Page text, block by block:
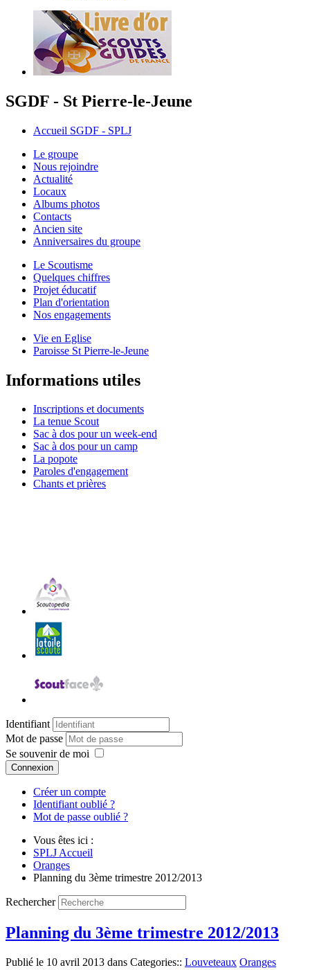
SGDF - St Pierre-le-Jeune
Accueil SGDF - SPLJ
Le groupe
Nous rejoindre
Actualité
Locaux
Albums photos
Contacts
Ancien site
Anniversaires du groupe
Le Scoutisme
Quelques chiffres
Projet éducatif
Plan d'orientation
Nos engagements
Vie en Eglise
Paroisse St Pierre-le-Jeune
Informations utiles
Inscriptions et documents
La tenue Scout
Sac à dos pour un week-end
Sac à dos pour un camp
La popote
Paroles d'engagement
Chants et prières
Identifiant
Mot de passe
Se souvenir de moi
Connexion
Créer un compte
Identifiant oublié ?
Mot de passe oublié ?
Vous êtes ici :
SPLJ Accueil
Oranges
Planning du 3ème trimestre 2012/2013
Rechercher
Planning du 3ème trimestre 2012/2013
Publié le 10 avril 2013 dans Categories:: Louveteaux Oranges